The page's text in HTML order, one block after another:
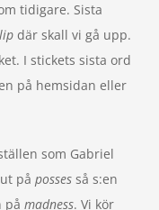
tidigare. Sista
där skall vi gå upp.
I stickets sista ord
på hemsidan eller
som Gabriel
på posses så s:en
på madness. Vi kör